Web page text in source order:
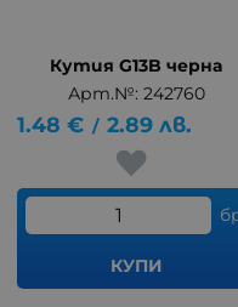
Кутия G13B черна
Арт.№: 242760
1.48 € / 2.89 лв.
КУПИ